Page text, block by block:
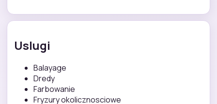
Uslugi
Balayage
Dredy
Farbowanie
Fryzury okolicznosciowe